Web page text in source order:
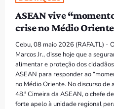
ASEAN vive
crise no Médio
Cebu, 08 maio 2026 (RAFA.TL) -
Marcos Jr., disse hoje que a
alimentar e proteção dos
ASEAN para responder ao
no Médio Oriente. No discurso de
48.ª Cimeira da ASEAN, o chefe
forte apelo à unidade regional